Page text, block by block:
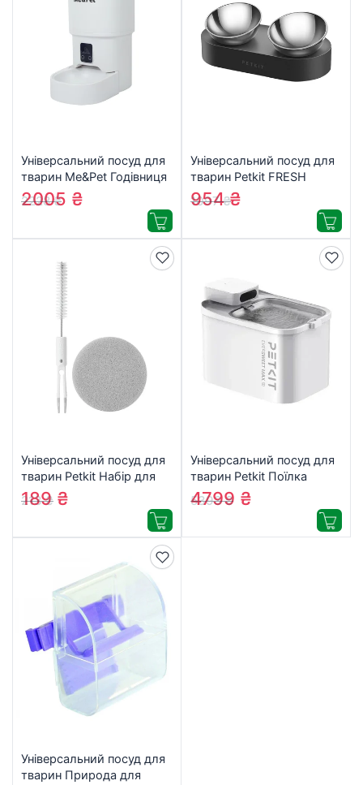
Універсальний посуд для
тварин Me&Pet Годівниця
розумна 4 л біла (NMP29)
2228₴
2005 ₴
Універсальний посуд для
тварин Petkit FRESH
NANO-METAL Pet Cat
TWO Bowl Stand (P5201)
1097₴
954₴
Універсальний посуд для
тварин Petkit Набір для
чищення Cleaning Set 2
(PK2301)
213₴
189₴
Універсальний посуд для
тварин Petkit Поїлка
Eversweet MAX 2 White
(P4116 UVC)
5393₴
4799 ₴
Універсальний посуд для
тварин Природа для